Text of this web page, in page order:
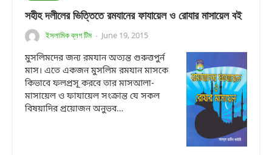
সহীহ দলীলের ভিত্তিতে রমযানের ফাযায়েল ও রোযার মাসায়েল বই
ইসলামিক ব্লগ টিম · June 19, 2015
মুসলিমদের জন্য রমযান অত্যন্ত গুরুত্তপুর্ন
মাস। এতে একজন মুসলিম রমযান মাসকে
কিভাবে ফলপ্রসূ করবে তার মাসআলা-
মাসায়েল ও ফাযায়েল সংক্রান্ত যে সকল
বিষয়াদির প্রয়োজন অনুভব…